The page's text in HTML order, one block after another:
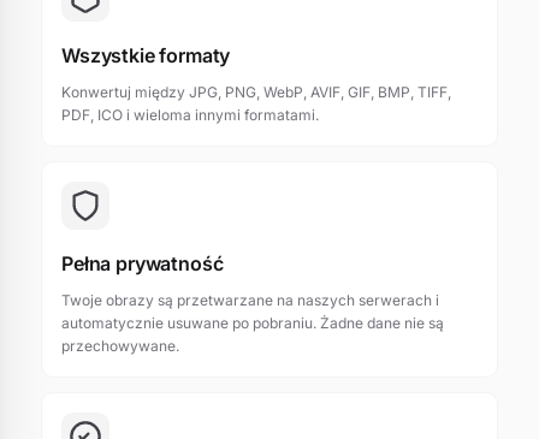
Wszystkie formaty
Konwertuj między JPG, PNG, WebP, AVIF, GIF, BMP, TIFF,
PDF, ICO i wieloma innymi formatami.
Pełna prywatność
Twoje obrazy są przetwarzane na naszych serwerach i
automatycznie usuwane po pobraniu. Żadne dane nie są
przechowywane.